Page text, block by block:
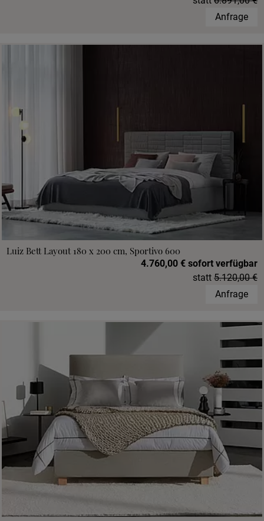
Anfrage
Luiz Bett Layout 180 x 200 cm, Sportivo 600
4.760,00 € sofort verfügbar
statt 5.120,00 €
Anfrage